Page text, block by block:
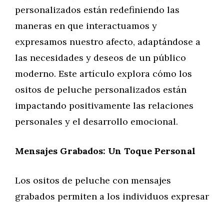
personalizados están redefiniendo las
maneras en que interactuamos y
expresamos nuestro afecto, adaptándose a
las necesidades y deseos de un público
moderno. Este artículo explora cómo los
ositos de peluche personalizados están
impactando positivamente las relaciones
personales y el desarrollo emocional.
Mensajes Grabados: Un Toque Personal
Los ositos de peluche con mensajes
grabados permiten a los individuos expresar